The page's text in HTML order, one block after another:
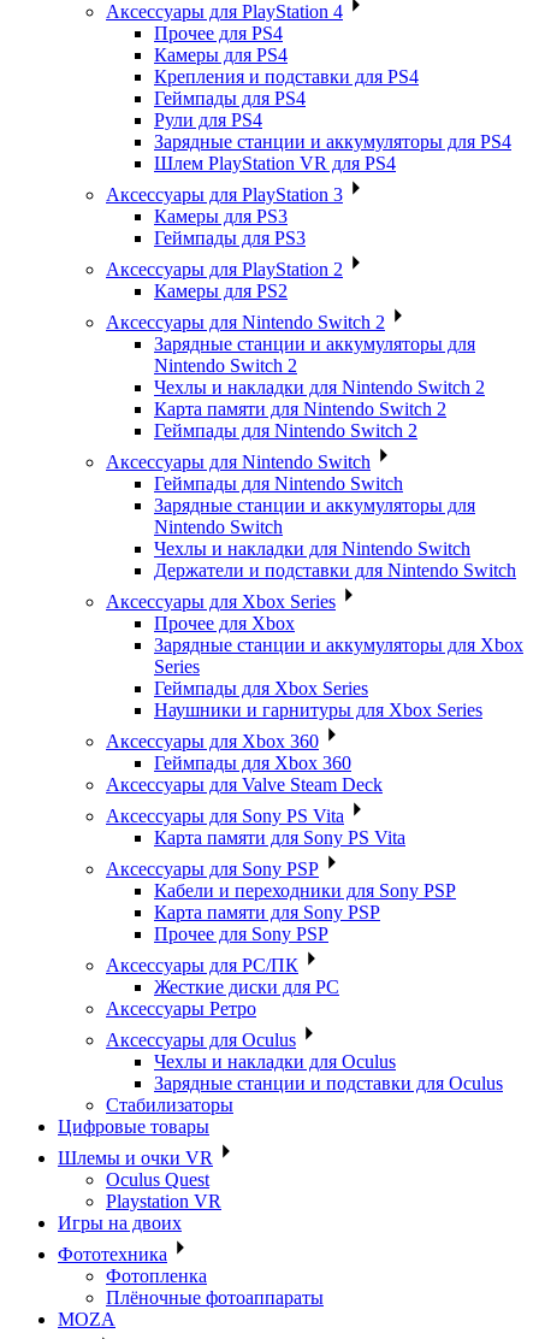
Аксессуары для PlayStation 4
Прочее для PS4
Камеры для PS4
Крепления и подставки для PS4
Геймпады для PS4
Рули для PS4
Зарядные станции и аккумуляторы для PS4
Шлем PlayStation VR для PS4
Аксессуары для PlayStation 3
Камеры для PS3
Геймпады для PS3
Аксессуары для PlayStation 2
Камеры для PS2
Аксессуары для Nintendo Switch 2
Зарядные станции и аккумуляторы для
Nintendo Switch 2
Чехлы и накладки для Nintendo Switch 2
Карта памяти для Nintendo Switch 2
Геймпады для Nintendo Switch 2
Аксессуары для Nintendo Switch
Геймпады для Nintendo Switch
Зарядные станции и аккумуляторы для
Nintendo Switch
Чехлы и накладки для Nintendo Switch
Держатели и подставки для Nintendo Switch
Аксессуары для Xbox Series
Прочее для Xbox
Зарядные станции и аккумуляторы для Xbox
Series
Геймпады для Xbox Series
Наушники и гарнитуры для Xbox Series
Аксессуары для Xbox 360
Геймпады для Xbox 360
Аксессуары для Valve Steam Deck
Аксессуары для Sony PS Vita
Карта памяти для Sony PS Vita
Аксессуары для Sony PSP
Кабели и переходники для Sony PSP
Карта памяти для Sony PSP
Прочее для Sony PSP
Аксессуары для PC/ПК
Жесткие диски для PC
Аксессуары Ретро
Аксессуары для Oculus
Чехлы и накладки для Oculus
Зарядные станции и подставки для Oculus
Стабилизаторы
Цифровые товары
Шлемы и очки VR
Oculus Quest
Playstation VR
Игры на двоих
Фототехника
Фотопленка
Плёночные фотоаппараты
MOZA